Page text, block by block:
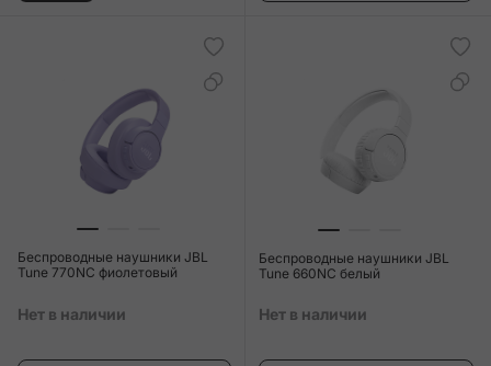
Беспроводные наушники JBL
Tune 770NC фиолетовый
Нет в наличии
Беспроводные наушники JBL
Tune 660NC белый
Нет в наличии